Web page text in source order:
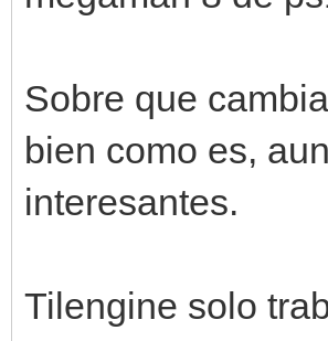
Sobre que
bien como es,
interesantes.
Tilengine solo